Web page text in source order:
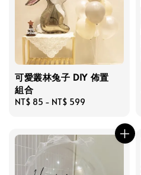
可愛叢林兔子 DIY 佈置
組合
Regular
NT$ 85 - NT$ 599